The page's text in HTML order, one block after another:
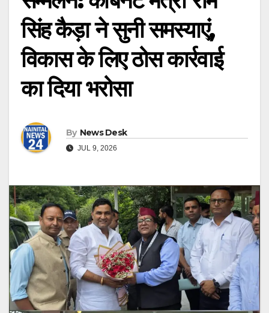
सिंह कैड़ा ने सुनी समस्याएं,
विकास के लिए ठोस कार्रवाई
का दिया भरोसा
By News Desk
JUL 9, 2026